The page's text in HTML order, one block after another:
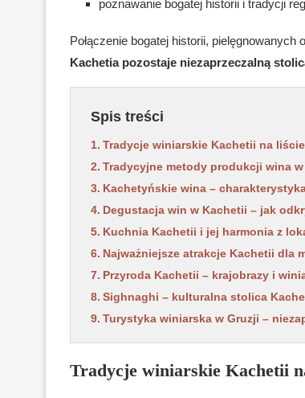
poznawanie bogatej historii i tradycji
Połączenie bogatej historii,
Kachetia pozostaje niezaprzeczalną
Spis treści
Tradycje winiarskie Kachetii na liście
Tradycyjne metody produkcji wina w
Kachetyńskie wina –
Degustacja win w Kachetii – jak
Kuchnia Kachetii i jej harmonia z
Najważniejsze atrakcje Kachetii dla
Przyroda Kachetii – krajobrazy i
Sighnaghi – kulturalna stolica
Turystyka winiarska w Gruzji –
Tradycje winiarskie Kachetii